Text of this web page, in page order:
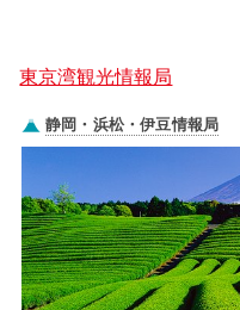
東京湾観光情報局